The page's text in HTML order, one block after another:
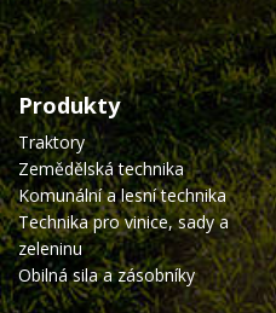
Produkty
Traktory
Zemědělská technika
Komunální a lesní technika
Technika pro vinice, sady a
zeleninu
Obilná sila a zásobníky